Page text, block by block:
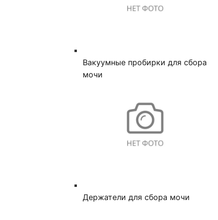
Вакуумные пробирки для сбора
мочи
Держатели для сбора мочи